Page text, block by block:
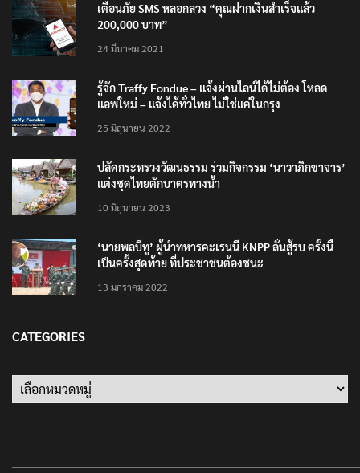
เตือนภัย SMS หลอกลวง “คุณฝากเงินสำเร็จแล้ว
200,000 บาท”
24 มีนาคม 2021
รู้จัก Traffy Fondue – แจ้งผ่านไลน์ได้ไม่ต้อง โหลด
แอพใหม่ – แจ้งได้ทั่วไทย ไม่ใช่แค่ในกรุง
25 มิถุนายน 2022
ปลัดกระทรวงวัฒนธรรม ร่วมกิจกรรม ‘นาวาภิกขาจาร’
แต่งชุดไทยตักบาตรทางน้ำ
10 มิถุนายน 2023
‘นายพลบีทู’ ผู้นำทหารคะเรนนี KNPP ลั่นสู้รบ ครั้งนี้
เป็นครั้งสุดท้าย ที่ประชาชนต้องชนะ
13 มกราคม 2022
CATEGORIES
Categories